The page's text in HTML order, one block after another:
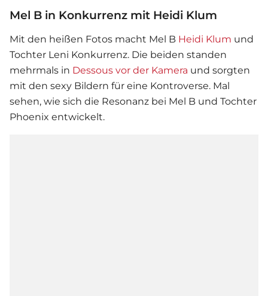
Mel B in Konkurrenz mit Heidi Klum
Mit den heißen Fotos macht Mel B Heidi Klum und
Tochter Leni Konkurrenz. Die beiden standen
mehrmals in Dessous vor der Kamera und sorgten
mit den sexy Bildern für eine Kontroverse. Mal
sehen, wie sich die Resonanz bei Mel B und Tochter
Phoenix entwickelt.